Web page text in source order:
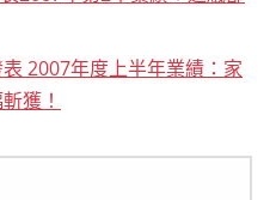
2007年度上半年業績：家
獲！